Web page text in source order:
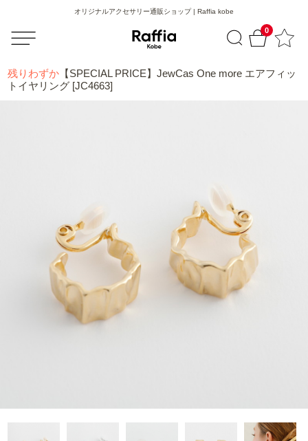
0
オリジナルアクセサリー通販ショップ | Raffia kobe
残りわずか 【SPECIAL PRICE】JewCas One more エアフィッ
トイヤリング [JC4663]